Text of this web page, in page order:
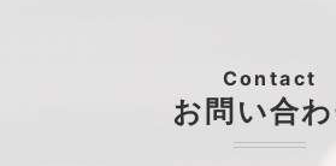
Contact
お問い合